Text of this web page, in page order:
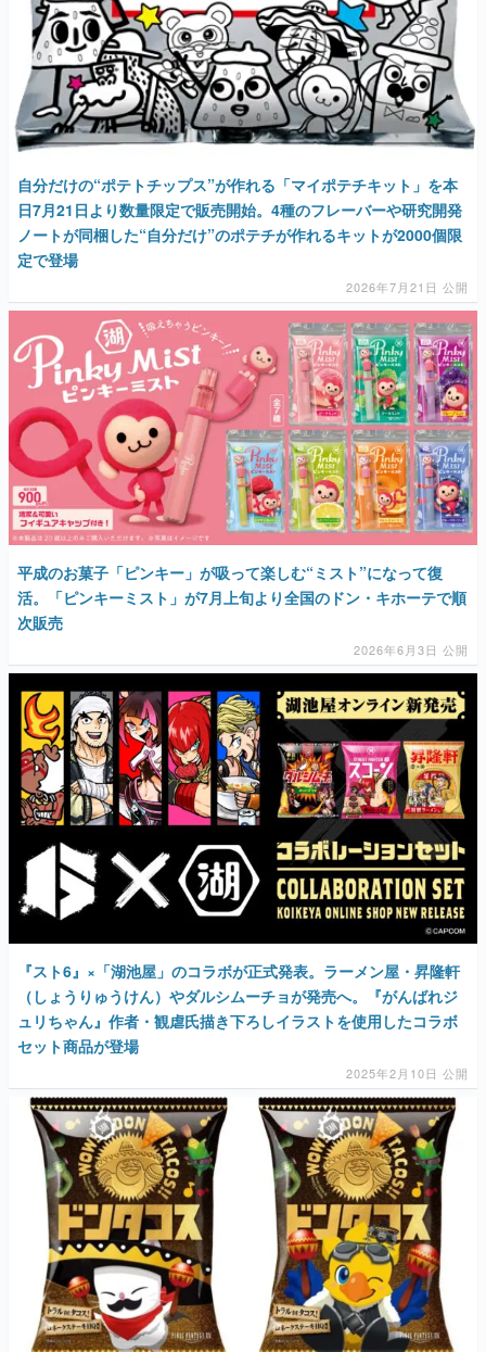
アプリレビュー
その他
電ファミニコゲーマーとは？
運営：株式会社マレ
自分だけの“ポテトチップス”が作れる「マイポテチキット」を本
日7月21日より数量限定で販売開始。4種のフレーバーや研究開発
ノートが同梱した“自分だけ”のポテチが作れるキットが2000個限
定で登場
2026年7月21日 公開
平成のお菓子「ピンキー」が吸って楽しむ“ミスト”になって復
活。「ピンキーミスト」が7月上旬より全国のドン・キホーテで順
次販売
2026年6月3日 公開
『スト6』×「湖池屋」のコラボが正式発表。ラーメン屋・昇隆軒
（しょうりゅうけん）やダルシムーチョが発売へ。『がんばれジ
ュリちゃん』作者・観虐氏描き下ろしイラストを使用したコラボ
セット商品が登場
2025年2月10日 公開
『ファイナルファンタジーXIV』と「ドンタコス」のノリノリなコ
ラボ商品がオンライン限定で発売。マラカスを持ったモーグリら